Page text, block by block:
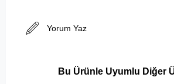
Yorum Yaz